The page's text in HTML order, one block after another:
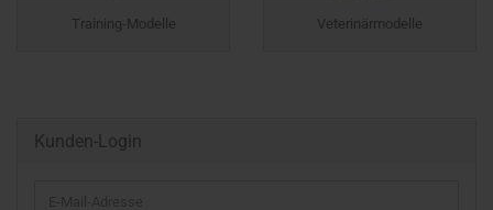
Training-Modelle Veterinärmodelle
Kunden-Login